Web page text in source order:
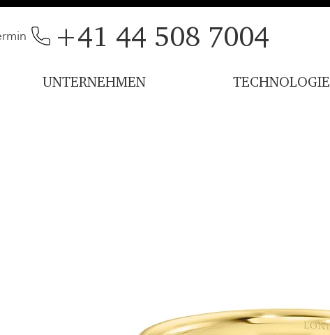
UNTERNEHMEN TECHNOLOGIE
+41 44 508 7004